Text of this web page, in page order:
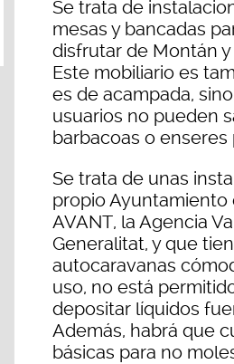
Se trata de
mesas y bancadas
disfrutar de Montán
Este mobiliario es
es de acampada,
usuarios no pueden
barbacoas o
Se trata de unas
propio
AVANT, la Agencia
Generalitat, y que
autocaravanas
uso, no está
depositar líquidos
Además, habrá que
básicas para no